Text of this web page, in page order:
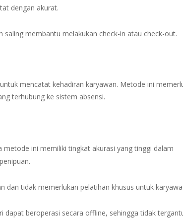
dengan akurat.
saling membantu melakukan check-in atau check-out.
mencatat kehadiran karyawan. Metode ini
terhubung ke sistem absensi.
metode ini memiliki tingkat akurasi yang tinggi dalam
dan tidak memerlukan pelatihan khusus untuk
dapat beroperasi secara offline, sehingga tidak